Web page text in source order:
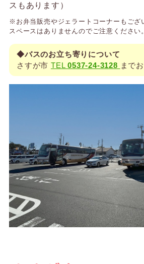
スもあります）
※お弁当販売やジェラートコーナーもござ
スペースはありませんのでご注意ください。
◆バスのお立ち寄りについて
さすが市 TEL0537-24-3128 まで